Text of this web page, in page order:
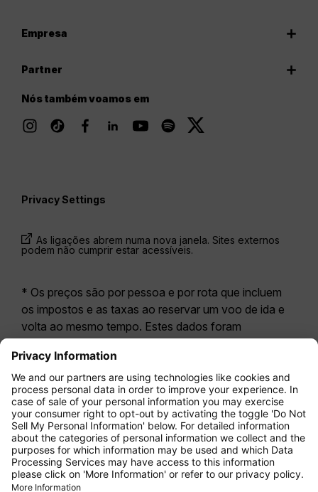
Empresa
Partner
Nós também voamos em
Privacy Settings
As ligações abrem numa nova janela. Sites externos
podem não cumprir estar acessíveis.
* Os preços são por pessoa e por rota que incluem
os impostos e as taxas ao reservar um voo de ida e
volta ao mesmo tempo. Estes dados foram
disponibilizados nas últimas 24 horas e podem já não
estar atualizados. As tarifas apresentadas para a
Economy Class correspondem geralmente à
Economy Zero, a nossa opção tarifária mais restritiva.
Poderão aplicar-se taxas adicionais parabagagem
registadaou outros serviços opcionais. Aplicam-se
osTermos e Condições Gerais de Transporte
(T&C).